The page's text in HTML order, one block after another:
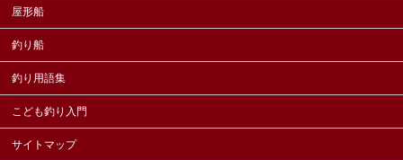
屋形船
釣り船
釣り用語集
こども釣り入門
サイトマップ